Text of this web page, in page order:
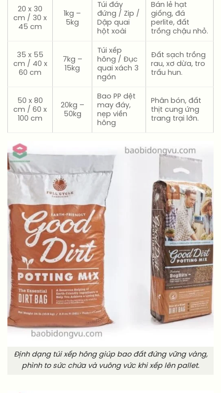
20 x 30
cm / 30 x
45 cm
1kg –
5kg
Túi đáy
đứng / Zip /
Dập quai
hột xoài
Bán lẻ hạt
giống, đá
perlite, đất
trồng chậu nhỏ.
35 x 55
cm / 40 x
60 cm
7kg –
15kg
Túi xếp
hông / Đục
quai xách 3
ngón
Đất sạch trồng
rau, xơ dừa, tro
trấu hun.
50 x 80
cm / 60 x
100 cm
20kg –
50kg
Bao PP dệt
may đáy,
nẹp viền
hông
Phân bón, đất
thịt cung ứng
trang trại lớn.
Định dạng túi xếp hông giúp bao đất đứng vững vàng,
phình to sức chứa và vuông vức khi xếp lên pallet.